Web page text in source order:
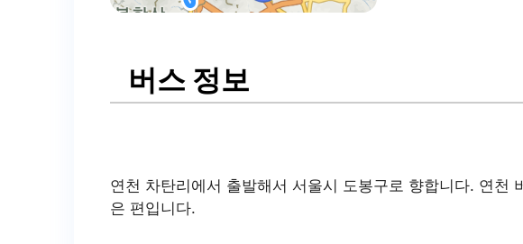
버스 정보
연천 차탄리에서 출발해서 서울시 도봉구로 향합니다. 연천
은 편입니다.